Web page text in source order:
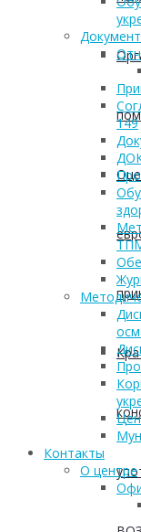
149
Контакты
О центре